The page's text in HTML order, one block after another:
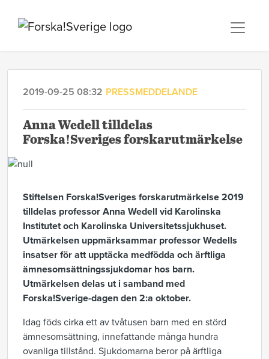
2019-09-25 08:32 PRESSMEDDELANDE
Anna Wedell tilldelas
Forska!Sveriges forskarutmärkelse
Stiftelsen Forska!Sveriges forskarutmärkelse 2019
tilldelas professor Anna Wedell vid Karolinska
Institutet och Karolinska Universitetssjukhuset.
Utmärkelsen uppmärksammar professor Wedells
insatser för att upptäcka medfödda och ärftliga
ämnesomsättningssjukdomar hos barn.
Utmärkelsen delas ut i samband med
Forska!Sverige-dagen den 2:a oktober.
Idag föds cirka ett av tvåtusen barn med en störd
ämnesomsättning, innefattande många hundra
ovanliga tillstånd. Sjukdomarna beror på ärftliga